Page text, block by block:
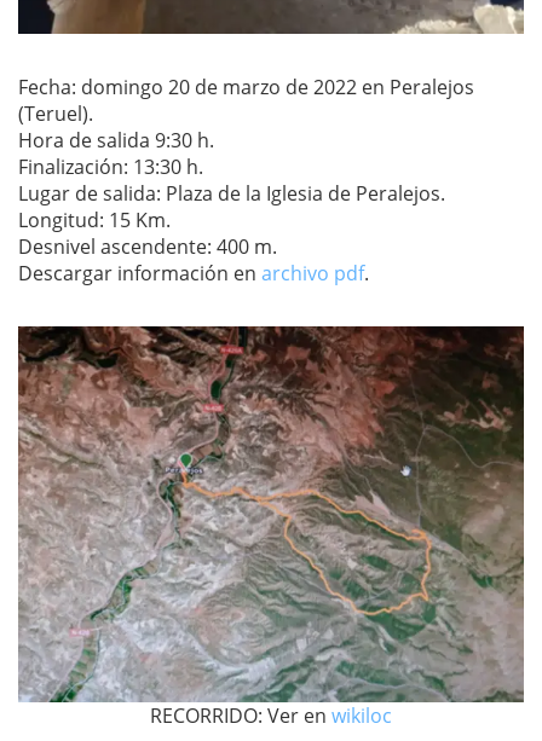
Fecha: domingo 20 de marzo de 2022 en Peralejos
(Teruel).
Hora de salida 9:30 h.
Finalización: 13:30 h.
Lugar de salida: Plaza de la Iglesia de Peralejos.
Longitud: 15 Km.
Desnivel ascendente: 400 m.
Descargar información en archivo pdf.
RECORRIDO: Ver en wikiloc